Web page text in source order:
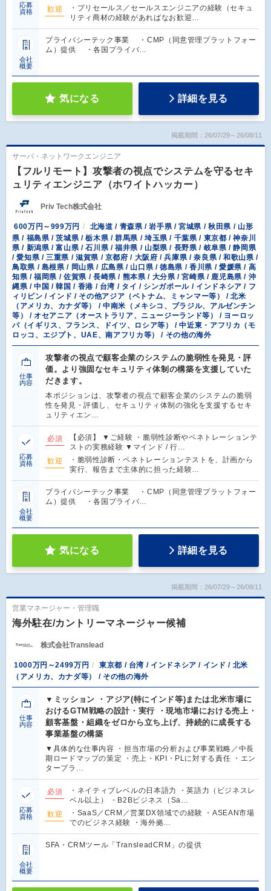
応募
資格
歓迎
・プリセールス／セールスエンジニアの経験（セキュ
リティ商材の経験があればなお歓迎…
会社
概要
プライバシーテック事業 ・CMP（同意管理プラットフォー
ム）提供 ・各国プライバ…
気になる 詳細を見る
掲載期間：26/07/29～26/08/11
サーバ・ネットワークエンジニア
【フルリモート】攻撃者の視点でシステムを守るセキ
ュリティエンジニア（ホワイトハッカー）
Priv Tech株式会社
600万円～999万円
北海道 / 青森県 / 岩手県 / 宮城県 / 秋田県 / 山形
県 / 福島県 / 茨城県 / 栃木県 / 群馬県 / 埼玉県 / 千葉県 / 東京都 / 神奈川
県 / 新潟県 / 富山県 / 石川県 / 福井県 / 山梨県 / 長野県 / 岐阜県 / 静岡県
/ 愛知県 / 三重県 / 滋賀県 / 京都府 / 大阪府 / 兵庫県 / 奈良県 / 和歌山県 /
鳥取県 / 島根県 / 岡山県 / 広島県 / 山口県 / 徳島県 / 香川県 / 愛媛県 / 高
知県 / 福岡県 / 佐賀県 / 長崎県 / 熊本県 / 大分県 / 宮崎県 / 鹿児島県 / 沖
縄県 / 中国 / 韓国 / 香港 / 台湾 / タイ / シンガポール / インドネシア / フ
ィリピン / インド / その他アジア（ベトナム、ミャンマー等） / 北米
（アメリカ、カナダ等） / 中南米（メキシコ、ブラジル、アルゼンチン
等） / オセアニア（オーストラリア、ニュージーランド等） / ヨーロッ
パ（イギリス、フランス、ドイツ、ロシア等） / 中近東・アフリカ（モ
ロッコ、エジプト、UAE、南アフリカ等） / その他の海外
仕事
内容
攻撃者の視点で顧客企業のシステムの脆弱性を発見・評
価。より強固なセキュリティ体制の構築を支援していた
だきます。
本ポジションは、攻撃者の視点で顧客企業のシステムの脆弱
性を発見・評価し、セキュリティ体制の強化を支援するセキ
ュリティエン…
応募
資格
必須
【必須】 ▼ご経験 ・脆弱性診断やペネトレーションテ
ストの実務経験 ▼マインド / 行…
歓迎
・脆弱性診断・ペネトレーションテストを、計画から
実行、報告まで主体的に担った経験…
会社
概要
プライバシーテック事業 ・CMP（同意管理プラットフォー
ム）提供 ・各国プライバ…
気になる 詳細を見る
掲載期間：26/07/29～26/08/11
営業マネージャー・管理職
海外駐在/カントリーマネージャー候補
株式会社Translead
1000万円～2499万円
東京都 / 台湾 / インドネシア / インド / 北米
（アメリカ、カナダ等） / その他の海外
仕事
内容
▼ミッション ・アジア(特にインド等)または北米市場に
おけるGTM戦略の設計・実行 ・現地市場における売上・
顧客基盤・組織をゼロから立ち上げ、持続的に成長する
事業基盤の構築
▼具体的な仕事内容 ・担当市場の分析および事業戦略／中長
期ロードマップの策定 ・売上・KPI・PLに対する責任 ・エン
タープラ…
応募
資格
必須
・ネイティブレベルの日本語力 ・英語力（ビジネスレ
ベル以上） ・B2Bビジネス（Sa…
歓迎
・SaaS／CRM／営業DX領域での経験 ・ASEAN市場
でのビジネス経験 ・海外拠…
会社
概要
SFA・CRMツール「TransleadCRM」の提供